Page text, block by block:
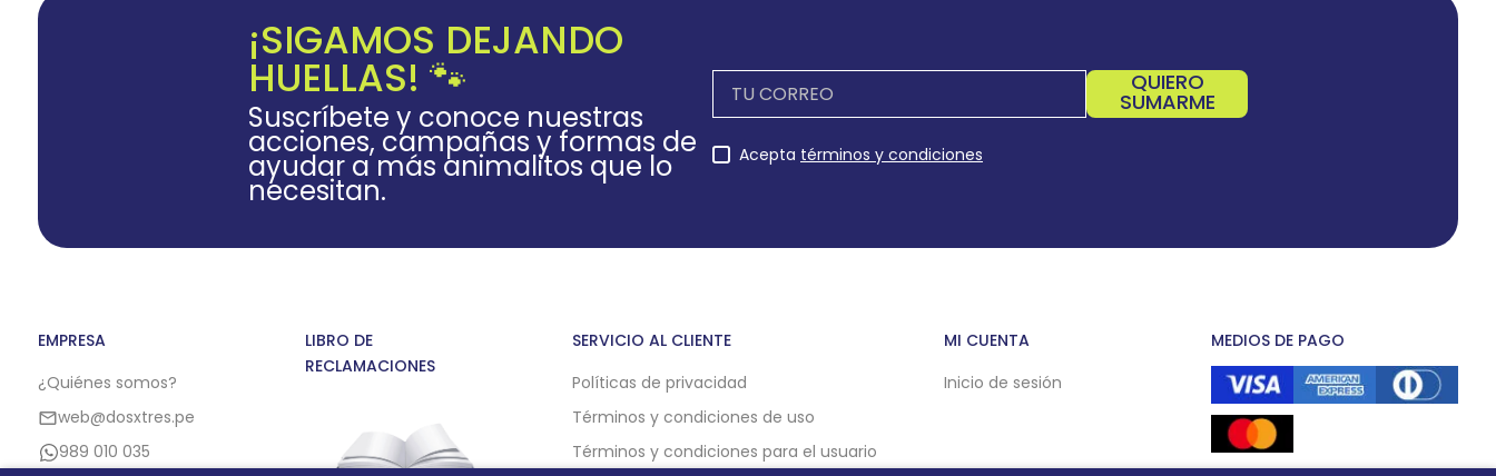
¡SIGAMOS DEJANDO
HUELLAS! 🐾
Suscríbete y conoce nuestras
acciones, campañas y formas de
ayudar a más animalitos que lo
necesitan.
QUIERO
SUMARME
Acepta términos y condiciones
EMPRESA
¿Quiénes somos?
web@dosxtres.pe
989 010 035
LIBRO DE
RECLAMACIONES
SERVICIO AL CLIENTE
Políticas de privacidad
Términos y condiciones de uso
Términos y condiciones para el usuario
MI CUENTA
Inicio de sesión
MEDIOS DE PAGO